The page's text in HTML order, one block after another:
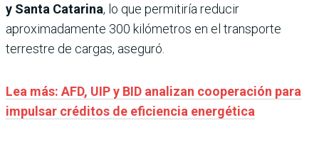
y Santa Catarina, lo que permitiría reducir
aproximadamente 300 kilómetros en el transporte
terrestre de cargas, aseguró.
Lea más: AFD, UIP y BID analizan cooperación para
impulsar créditos de eficiencia energética